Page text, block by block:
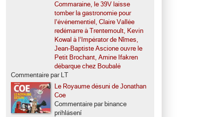
Commaraine, le 39V laisse
tomber la gastronomie pour
l’événementiel, Claire Vallée
redémarre à Trentemoult, Kevin
Kowal à l’Impérator de Nîmes,
Jean-Baptiste Ascione ouvre le
Petit Brochant, Amine Ifakren
débarque chez Boubalé
Commentaire par LT
Le Royaume désuni de Jonathan
Coe
Commentaire par binance
prihlásení